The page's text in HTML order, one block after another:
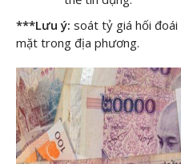
***Lưu ý: soát tỷ giá hối
mặt trong địa phương.